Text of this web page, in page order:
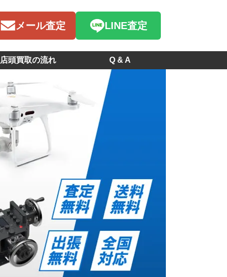
メール査定 LINE査定
店頭買取の流れ Q & A